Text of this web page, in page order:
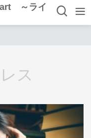
～ライ
ス